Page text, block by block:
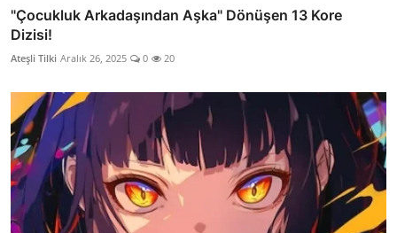
"Çocukluk Arkadaşından Aşka" Dönüşen 13 Kore
Dizisi!
Ateşli Tilki Aralık 26, 2025 0 20